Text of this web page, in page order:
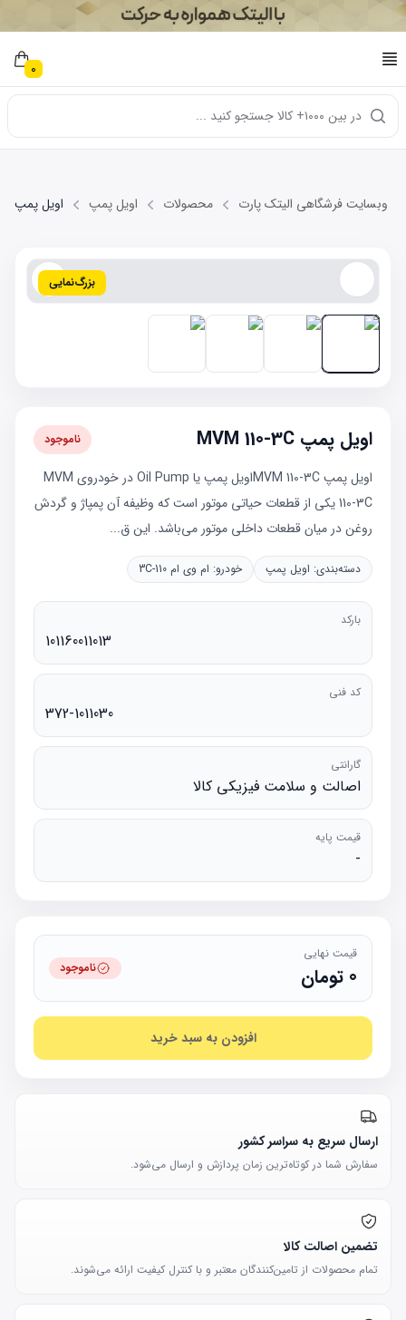
0
در بین ۱۰۰۰+ کالا جستجو کنید ...
وبسایت فرشگاهی الیتک پارت محصولات اویل پمپ اویل پمپ MVM 110-3C
بزرگ‌نمایی
اویل پمپ MVM 110-3C ناموجود
اویل پمپ MVM 110-3Cاویل پمپ یا Oil Pump در خودروی MVM
110-3C یکی از قطعات حیاتی موتور است که وظیفه آن پمپاژ و گردش
روغن در میان قطعات داخلی موتور می‌باشد. این ق...
دسته‌بندی: اویل پمپ خودرو: ام وی ام 110-3C
بارکد
101160011013
کد فنی
372-1011030
گارانتی
اصالت و سلامت فیزیکی کالا
قیمت پایه
-
قیمت نهایی
0 تومان ناموجود
افزودن به سبد خرید
ارسال سریع به سراسر کشور
سفارش شما در کوتاه‌ترین زمان پردازش و ارسال می‌شود.
تضمین اصالت کالا
تمام محصولات از تامین‌کنندگان معتبر و با کنترل کیفیت ارائه می‌شوند.